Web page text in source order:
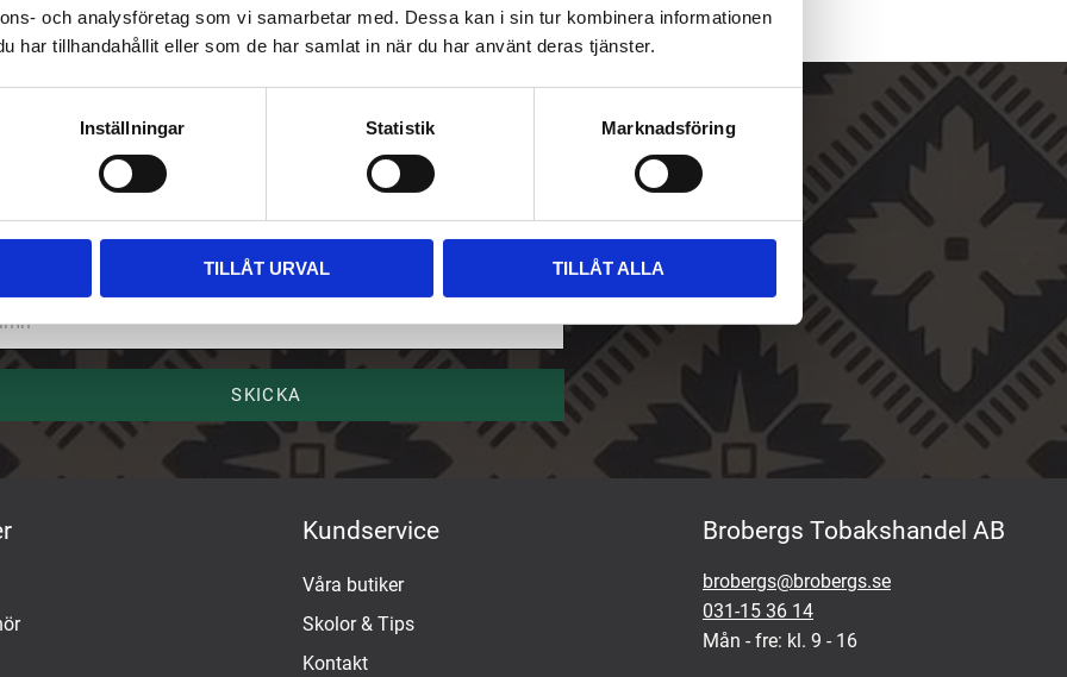
och analysföretag som vi samarbetar med. Dessa kan i sin tur kombinera informationen
har tillhandahållit eller som de har samlat in när du har använt deras tjänster.
Inställningar Statistik Marknadsföring
TILLÅT URVAL TILLÅT ALLA
upp dig på vårt nyhetsbrev
SKICKA
Kundservice
Våra butiker
Skolor & Tips
Kontakt
Brobergs Tobakshandel AB
brobergs@brobergs.se
031-15 36 14
Mån - fre: kl. 9 - 16